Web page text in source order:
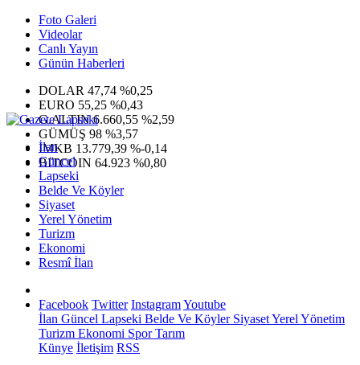
Foto Galeri
Videolar
Canlı Yayın
Günün Haberleri
DOLAR 47,74 %0,25
EURO 55,25 %0,43
G.ALTIN6.660,55 %2,59
GÜMÜŞ 98 %3,57
IMKB 13.779,39 %-0,14
BITCOIN 64.923 %0,80
İlan
Güncel
Lapseki
Belde Ve Köyler
Siyaset
Yerel Yönetim
Turizm
Ekonomi
Resmî İlan
Facebook Twitter InstagramYoutube
İlan Güncel Lapseki Belde Ve KöylerSiyasetYerel Yönetim
Turizm Ekonomi SporTarım
Künye İletişim RSS